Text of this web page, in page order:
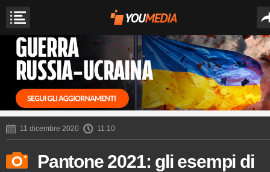
11 dicembre 2020 11:10
Pantone 2021: gli esempi di